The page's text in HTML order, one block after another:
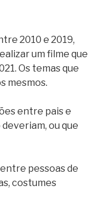
2010 e 2019,
um filme que
Os temas que
mesmos.
entre pais e
ou que
pessoas de
costumes